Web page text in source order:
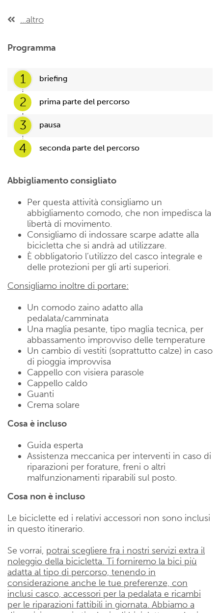
...altro
Programma
1 briefing
2 prima parte del percorso
3 pausa
4 seconda parte del percorso
Abbigliamento consigliato
Per questa attività consigliamo un
abbigliamento comodo, che non impedisca la
libertà di movimento.
Consigliamo di indossare scarpe adatte alla
bicicletta che si andrà ad utilizzare.
È obbligatorio l’utilizzo del casco integrale e
delle protezioni per gli arti superiori.
Consigliamo inoltre di portare:
Un comodo zaino adatto alla
pedalata/camminata
Una maglia pesante, tipo maglia tecnica, per
abbassamento improvviso delle temperature
Un cambio di vestiti (soprattutto calze) in caso
di pioggia improvvisa
Cappello con visiera parasole
Cappello caldo
Guanti
Crema solare
Cosa è incluso
Guida esperta
Assistenza meccanica per interventi in caso di
riparazioni per forature, freni o altri
malfunzionamenti riparabili sul posto.
Cosa non è incluso
Le biciclette ed i relativi accessori non sono inclusi
in questo itinerario.
Se vorrai, potrai scegliere fra i nostri servizi extra il
noleggio della bicicletta. Ti forniremo la bici più
adatta al tipo di percorso, tenendo in
considerazione anche le tue preferenze, con
inclusi casco, accessori per la pedalata e ricambi
per le riparazioni fattibili in giornata. Abbiamo a